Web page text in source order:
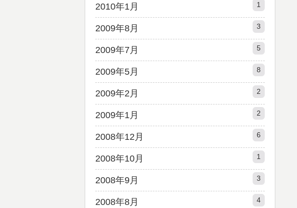
2010年1月 1
2009年8月 3
2009年7月 5
2009年5月 8
2009年2月 2
2009年1月 2
2008年12月 6
2008年10月 1
2008年9月 3
2008年8月 4